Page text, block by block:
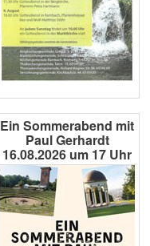
Ein Sommerabend mit
Paul Gerhardt
16.08.2026 um 17 Uhr